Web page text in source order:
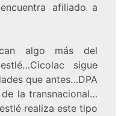
afiliado a
algo más del
sigue
que antes…DPA
la transnacional…
realiza este tipo